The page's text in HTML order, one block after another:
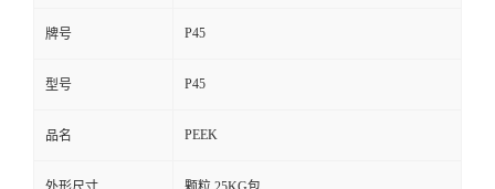
牌号 P45
型号 P45
品名 PEEK